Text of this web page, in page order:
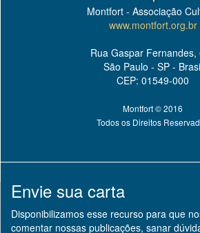
Montfort - Associação
www.montfort.org.br
Rua Gaspar Fernandes,
São Paulo - SP -
CEP: 01549-000
Montfort © 2016
Todos os Direitos
Envie sua carta
Disponibilizamos esse recurso para que
comentar nossas publicações, sanar